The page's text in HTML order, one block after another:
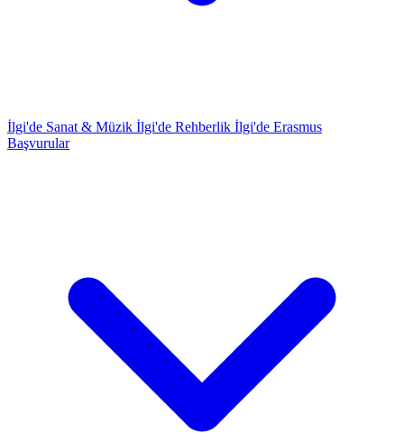
İlgi'de Sanat & Müzik İlgi'de Rehberlik İlgi'de Erasmus
Başvurular